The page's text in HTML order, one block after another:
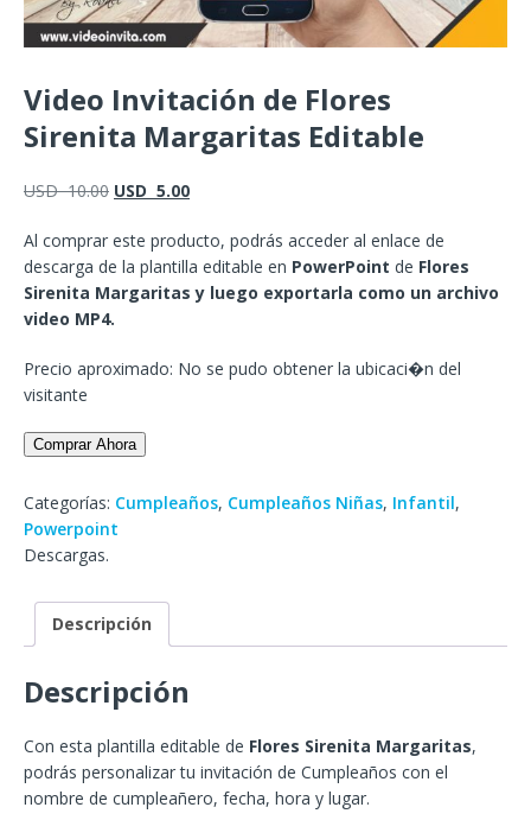
Video Invitación de Flores
Sirenita Margaritas Editable
USD10.00 USD 5.00
Al comprar este producto, podrás acceder al enlace de
descarga de la plantilla editable en PowerPoint de Flores
Sirenita Margaritas y luego exportarla como un archivo
video MP4.
Precio aproximado: No se pudo obtener la ubicaci�n del
visitante
Comprar Ahora
Categorías: Cumpleaños, Cumpleaños Niñas, Infantil,
Powerpoint
Descargas.
Descripción
Descripción
Con esta plantilla editable de Flores Sirenita Margaritas,
podrás personalizar tu invitación de Cumpleaños con el
nombre de cumpleañero, fecha, hora y lugar.